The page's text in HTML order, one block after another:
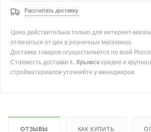
Рассчитать доставку
Цена действительна только для интернет-
отличаться от цен в розничных магазинах.
Доставка товаров осуществляется по всей
Стоимость доставки г. Крымск средне и
стройматериалов уточняйте у менеджеров.
ОТЗЫВЫ КАК КУПИТЬ